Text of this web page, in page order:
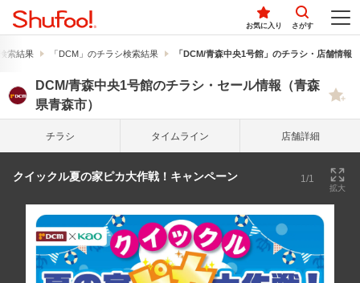
お気に入り さがす
索結果 「DCM」のチラシ検索結果 「DCM/青森中央1号館」のチラシ・店舗情報
DCM/青森中央1号館のチラシ・セール情報（青森
県青森市）
チラシ タイム ライン 店舗詳細
クイックル夏の家ピカ大作戦！キャンペーン 1/1
拡大